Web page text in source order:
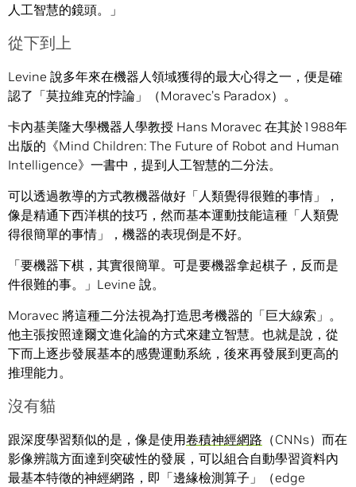
人工智慧的鏡頭。」
從下到上
Levine 說多年來在機器人領域獲得的最大心得之一，便是確
認了「莫拉維克的悖論」（Moravec’s Paradox）。
卡內基美隆大學機器人學教授 Hans Moravec 在其於1988年
出版的《Mind Children: The Future of Robot and Human
Intelligence》一書中，提到人工智慧的二分法。
可以透過教導的方式教機器做好「人類覺得很難的事情」，
像是精通下西洋棋的技巧，然而基本運動技能這種「人類覺
得很簡單的事情」，機器的表現倒是不好。
「要機器下棋，其實很簡單。可是要機器拿起棋子，反而是
件很難的事。」Levine 說。
Moravec 將這種二分法視為打造思考機器的「巨大線索」。
他主張按照達爾文進化論的方式來建立智慧。也就是說，從
下而上逐步發展基本的感覺運動系統，後來再發展到更高的
推理能力。
沒有貓
跟深度學習類似的是，像是使用卷積神經網路 （CNNs）而在
影像辨識方面達到突破性的發展，可以組合自動學習資料內
最基本特徵的神經網路，即「邊緣檢測算子」（edge